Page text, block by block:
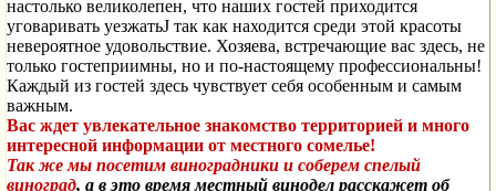
настолько великолепен, что наших гостей приходится
уговаривать уезжатьJ так как находится среди этой красоты
невероятное удовольствие. Хозяева, встречающие вас здесь, не
только гостеприимны, но и по-настоящему профессиональны!
Каждый из гостей здесь чувствует себя особенным и самым
важным.
Вас ждет увлекательное знакомство территорией и много
интересной информации от местного сомелье!
Так же мы посетим виноградники и соберем спелый
виноград, а в это время местный винодел расскажет об